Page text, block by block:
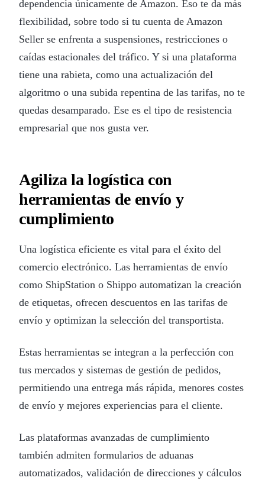
dependencia únicamente de Amazon. Eso te da más
flexibilidad, sobre todo si tu cuenta de Amazon
Seller se enfrenta a suspensiones, restricciones o
caídas estacionales del tráfico. Y si una plataforma
tiene una rabieta, como una actualización del
algoritmo o una subida repentina de las tarifas, no te
quedas desamparado. Ese es el tipo de resistencia
empresarial que nos gusta ver.
Agiliza la logística con
herramientas de envío y
cumplimiento
Una logística eficiente es vital para el éxito del
comercio electrónico. Las herramientas de envío
como ShipStation o Shippo automatizan la creación
de etiquetas, ofrecen descuentos en las tarifas de
envío y optimizan la selección del transportista.
Estas herramientas se integran a la perfección con
tus mercados y sistemas de gestión de pedidos,
permitiendo una entrega más rápida, menores costes
de envío y mejores experiencias para el cliente.
Las plataformas avanzadas de cumplimiento
también admiten formularios de aduanas
automatizados, validación de direcciones y cálculos